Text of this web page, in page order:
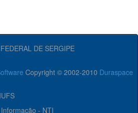
DE SERGIPE
Copyright © 2002-2010 Duraspace
- NTI